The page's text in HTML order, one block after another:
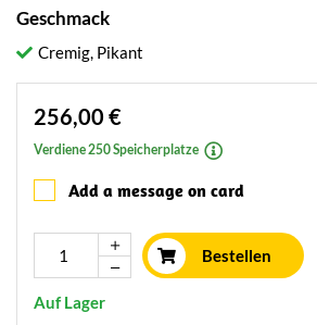
Geschmack
Cremig, Pikant
256,00 €
Verdiene 250 Speicherplatze
Add a message on card
Bestellen
Auf Lager